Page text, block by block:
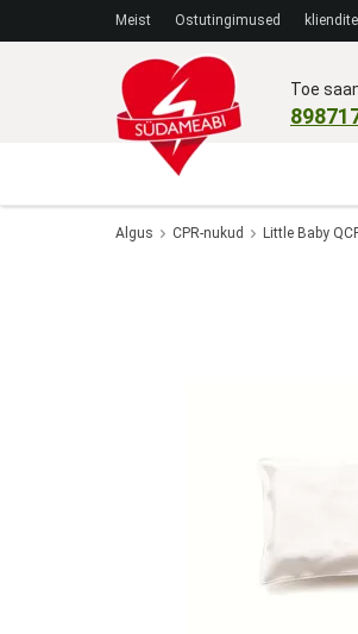
Meist Ostutingimused
Toe
Algus CPR-nukud Little Baby